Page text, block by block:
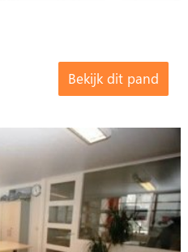
Bekijk dit pand